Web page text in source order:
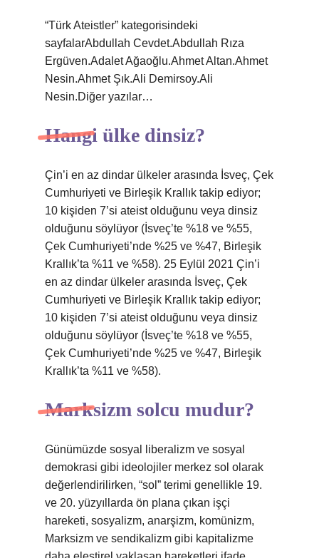
“Türk Ateistler” kategorisindeki
sayfalarAbdullah Cevdet.Abdullah Rıza
Ergüven.Adalet Ağaoğlu.Ahmet Altan.Ahmet
Nesin.Ahmet Şık.Ali Demirsoy.Ali
Nesin.Diğer yazılar…
Hangi ülke dinsiz?
Çin’i en az dindar ülkeler arasında İsveç, Çek
Cumhuriyeti ve Birleşik Krallık takip ediyor;
10 kişiden 7’si ateist olduğunu veya dinsiz
olduğunu söylüyor (İsveç’te %18 ve %55,
Çek Cumhuriyeti’nde %25 ve %47, Birleşik
Krallık’ta %11 ve %58). 25 Eylül 2021 Çin’i
en az dindar ülkeler arasında İsveç, Çek
Cumhuriyeti ve Birleşik Krallık takip ediyor;
10 kişiden 7’si ateist olduğunu veya dinsiz
olduğunu söylüyor (İsveç’te %18 ve %55,
Çek Cumhuriyeti’nde %25 ve %47, Birleşik
Krallık’ta %11 ve %58).
Marksizm solcu mudur?
Günümüzde sosyal liberalizm ve sosyal
demokrasi gibi ideolojiler merkez sol olarak
değerlendirilirken, “sol” terimi genellikle 19.
ve 20. yüzyıllarda ön plana çıkan işçi
hareketi, sosyalizm, anarşizm, komünizm,
Marksizm ve sendikalizm gibi kapitalizme